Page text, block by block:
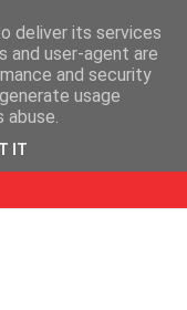
deliver its services
and user-agent are
and security
usage
IT